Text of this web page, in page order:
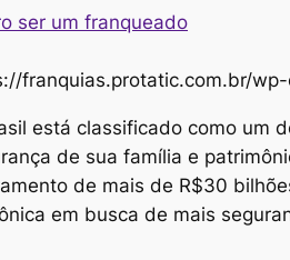
ser um franqueado
franquias.protatic.com.br/
está classificado como um
de sua família e
de mais de R$30
em busca de mais